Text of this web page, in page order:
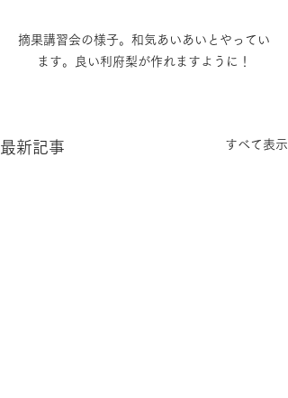
摘果講習会の様子。和気あいあいとやってい
ます。良い利府梨が作れますように！
最新記事 すべて表示